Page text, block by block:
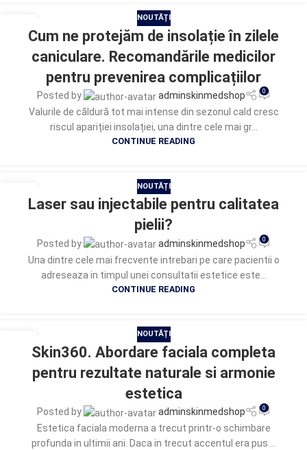
NOUTĂȚI
Cum ne protejăm de insolație în zilele
caniculare. Recomandările medicilor
pentru prevenirea complicațiilor
Posted by adminskinmedshop 0
Valurile de căldură tot mai intense din sezonul cald cresc
riscul apariției insolației, una dintre cele mai gr...
CONTINUE READING
NOUTĂȚI
Laser sau injectabile pentru calitatea
pielii?
Posted by adminskinmedshop 0
Una dintre cele mai frecvente intrebari pe care pacientii o
adreseaza in timpul unei consultatii estetice este...
CONTINUE READING
NOUTĂȚI
Skin360. Abordare faciala completa
pentru rezultate naturale si armonie
estetica
Posted by adminskinmedshop 0
Estetica faciala moderna a trecut printr-o schimbare
profunda in ultimii ani. Daca in trecut accentul era pus ...